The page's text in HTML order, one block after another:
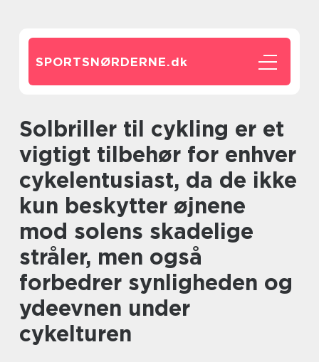
SPORTSNØRDERNE.dk
Solbriller til cykling er et
vigtigt tilbehør for enhver
cykelentusiast, da de ikke
kun beskytter øjnene
mod solens skadelige
stråler, men også
forbedrer synligheden og
ydeevnen under
cykelturen